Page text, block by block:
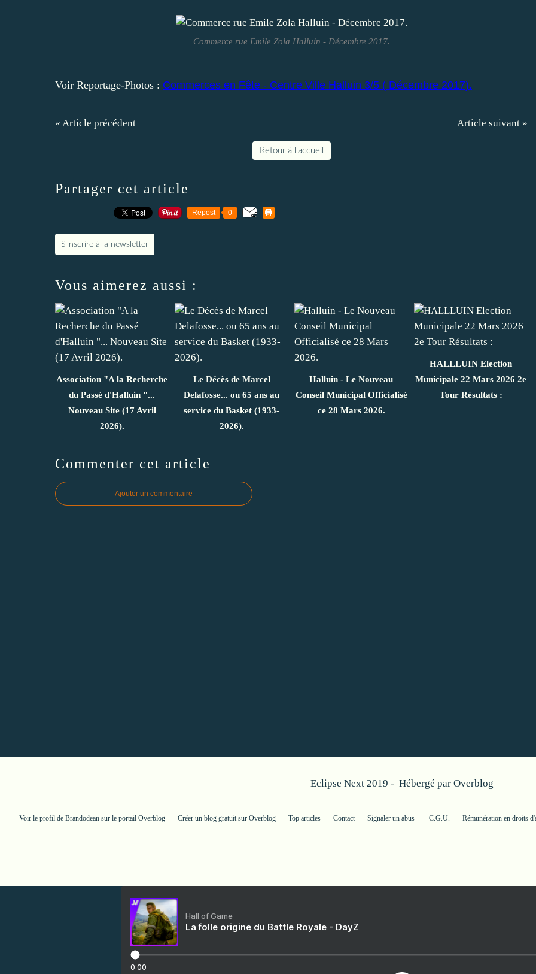
Commerce rue Emile Zola Halluin - Décembre 2017.
Voir Reportage-Photos : Commerces en Fête - Centre Ville Halluin 3/5 ( Décembre 2017).
« Article précédent Article suivant »
Retour à l'accueil
Partager cet article
Repost 0
S'inscrire à la newsletter
Vous aimerez aussi :
Association "A la Recherche
du Passé d'Halluin "...
Nouveau Site (17 Avril
2026).
Le Décès de Marcel
Delafosse... ou 65 ans au
service du Basket (1933-
2026).
Halluin - Le Nouveau
Conseil Municipal Officialisé
ce 28 Mars 2026.
HALLLUIN Election
Municipale 22 Mars 2026 2e
Tour Résultats :
Commenter cet article
Ajouter un commentaire
Eclipse Next 2019 - Hébergé par Overblog
Voir le profil de Brandodean sur le portail Overblog Créer un blog gratuit sur Overblog Top articles Contact Signaler un abus C.G.U. Rémunération en droits
Hall of Game
La folle origine du Battle Royale - DayZ
0:00